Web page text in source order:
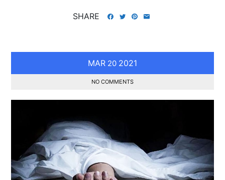
SHARE
MAR 20 2021
NO COMMENTS